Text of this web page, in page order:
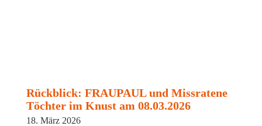
Rückblick: FRAUPAUL und Missratene
Töchter im Knust am 08.03.2026
18. März 2026